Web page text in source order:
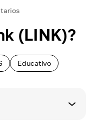
(LINK)?
Educativo